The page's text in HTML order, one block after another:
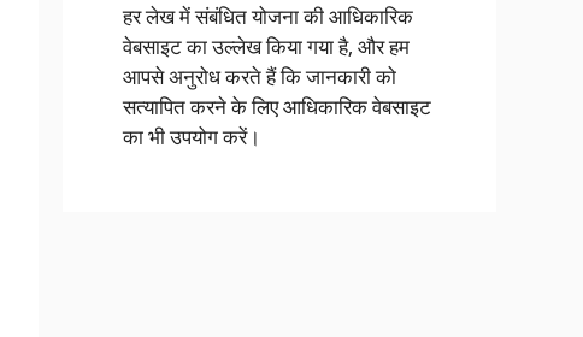
हर लेख में संबंधित योजना की आधिकारिक
वेबसाइट का उल्लेख किया गया है, और हम
आपसे अनुरोध करते हैं कि जानकारी को
सत्यापित करने के लिए आधिकारिक वेबसाइट
का भी उपयोग करें।